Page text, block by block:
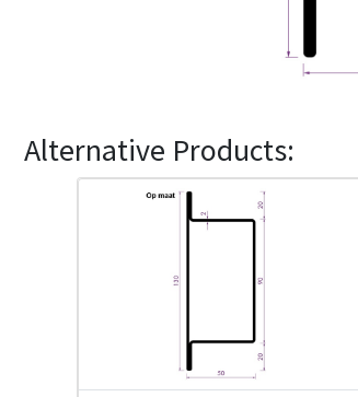
Alternative Products: